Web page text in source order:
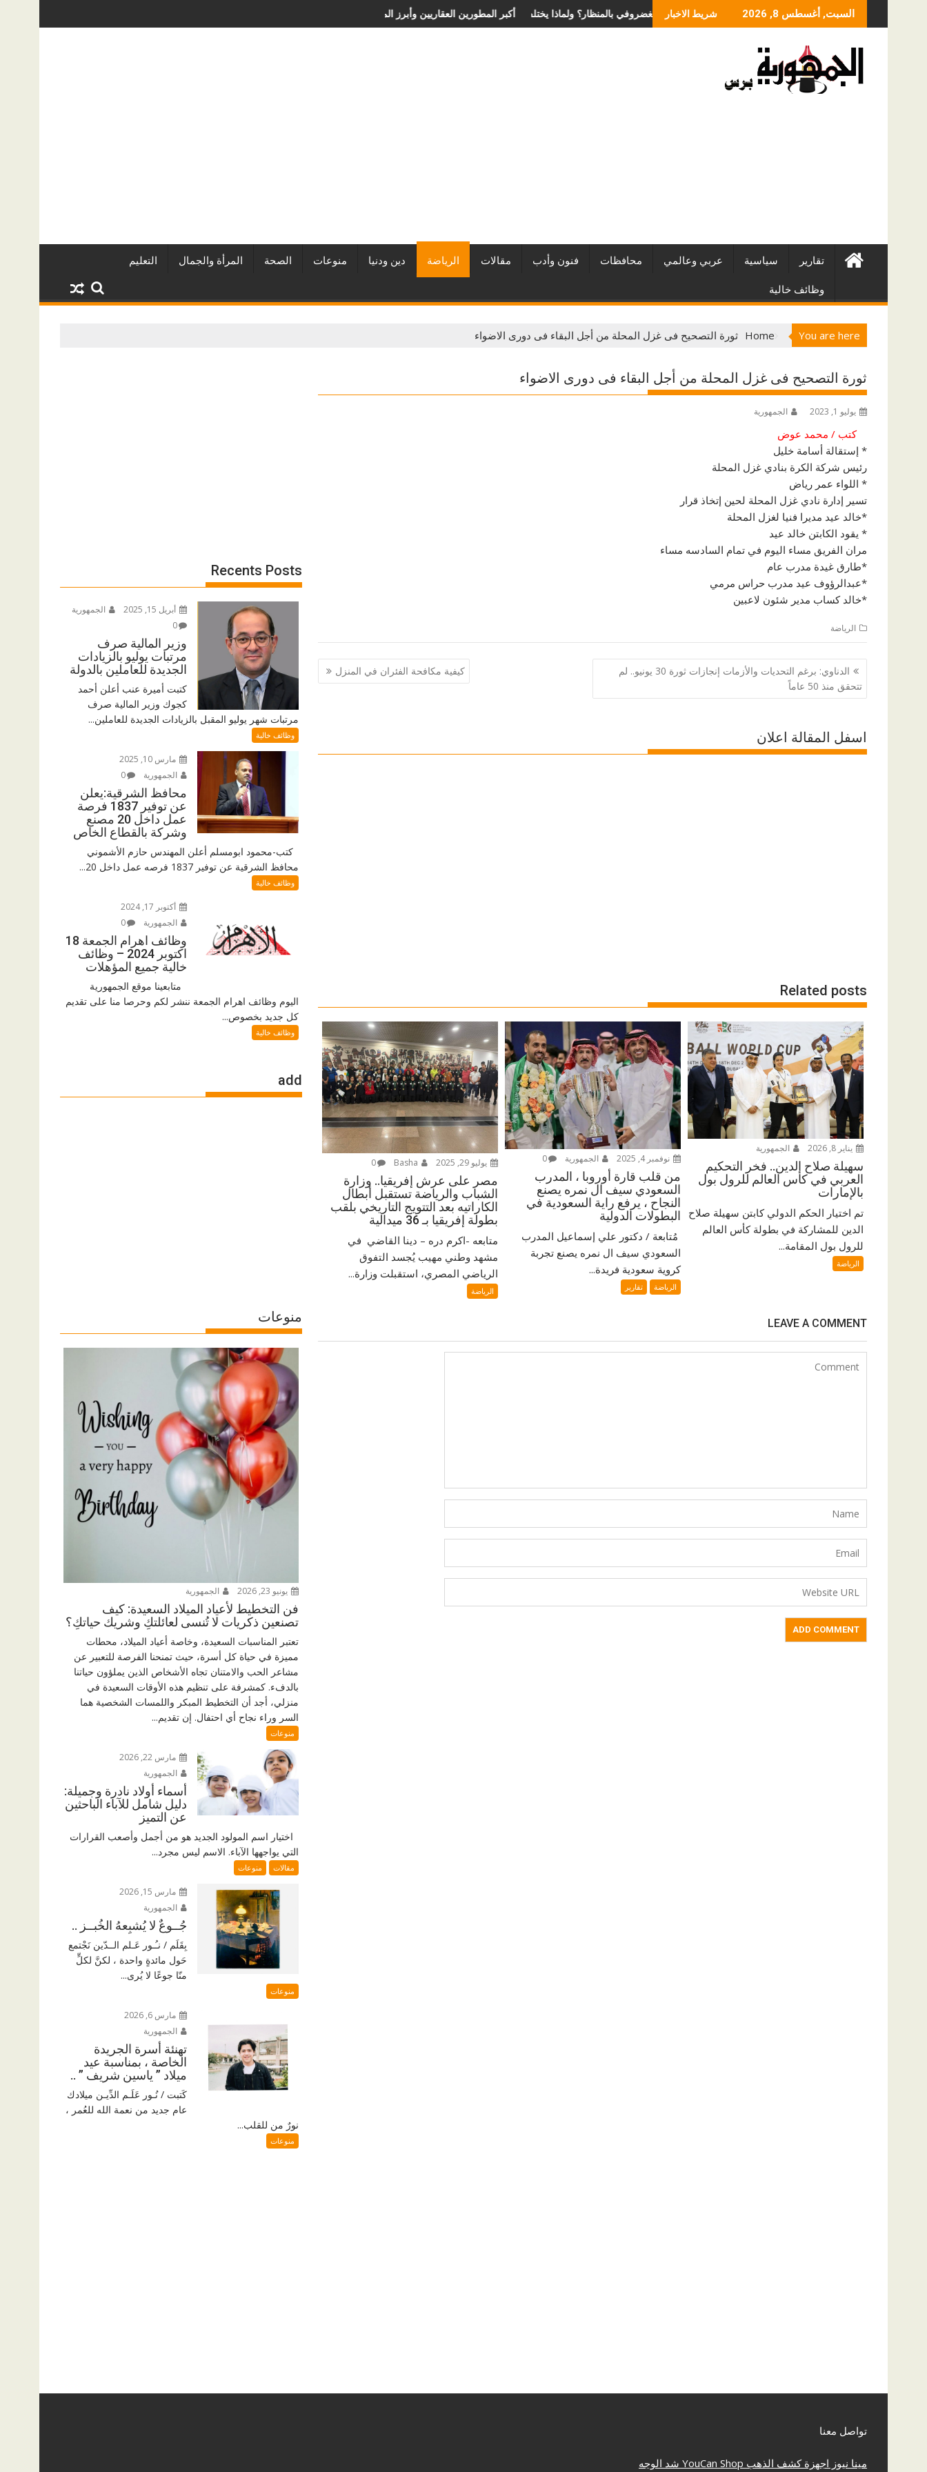
to
السبت, أغسطس 8, 2026 شريط الاخبار أفضل شركات التطوير العقاري في مصر من URE | أكبر المطورين العقاريين وأبرز المشروعاتما الذي يحدد سعر عملية الانزلاق الغضروفي بالمنظار؟ ولماذا يختلف من مريض لآخر؟
تقارير سياسية عربي وعالمي محافظات فنون وأدب مقالات الرياضة دين ودنيا منوعات الصحة المرأة والجمال التعليم
وظائف خالية
You are here
Home ثورة التصحيح فى غزل المحلة من أجل البقاء فى دورى الاضواء
ثورة التصحيح فى غزل المحلة من أجل البقاء فى دورى الاضواء
يوليو 1, 2023 الجمهورية
كتب / محمد عوض
* إستقالة أسامة خليل
رئيس شركة الكرة بنادي غزل المحلة
* اللواء عمر رياض
تسير إدارة نادي غزل المحلة لحين إتخاذ قرار
*خالد عيد مديرا فنيا لغزل المحلة
* يقود الكابتن خالد عيد
مران الفريق مساء اليوم في تمام السادسه مساء
*طارق غيدة مدرب عام
*عبدالرؤوف عيد مدرب حراس مرمي
*خالد كساب مدير شئون لاعبين
الرياضة
تصفّح
المقالات
الدناوي: برغم التحديات والأزمات إنجازات ثورة 30 يونيو.. لم
تتحقق منذ 50 عاماً
كيفية مكافحة الفئران في المنزل
اسفل المقالة اعلان
Related posts
يناير 8, 2026 الجمهورية
سهيلة صلاح الدين.. فخر التحكيم
العربي في كأس العالم للرول بول
بالإمارات
تم اختيار الحكم الدولي كابتن سهيلة صلاح
الدين للمشاركة في بطولة كأس العالم
للرول بول المقامة...
الرياضة
نوفمبر 4, 2025 الجمهورية 0
من قلب قارة أوروبا ، المدرب
السعودي سيف ال نمره يصنع
النجاح ، يرفع راية السعودية في
البطولات الدولية
‎ مُتابعة / دكتور علي إسماعيل ‎المدرب
السعودي سيف ال نمره يصنع تجربة
كروية سعودية فريدة...
الرياضة تقارير
يوليو 29, 2025 0
مصر على عرش إفريقيا.. وزارة
الشباب والرياضة تستقبل أبطال
الكاراتيه بعد التتويج التاريخي بلقب
بطولة إفريقيا بـ 36 ميدالية
متابعه -اكرم دره – دينا القاضي في
مشهد وطني مهيب يُجسد التفوق
الرياضي المصري، استقبلت وزارة...
الرياضة
LEAVE A COMMENT
Recents Posts
أبريل 15, 2025
الجمهورية
0
وزير المالية صرف
مرتبات يوليو بالزيادات
الجديدة للعاملين بالدولة
كتبت أميرة عنب أعلن أحمد
كجوك وزير المالية صرف
مرتبات شهر يوليو المقبل بالزيادات الجديدة للعاملين...
وظائف خالية
مارس 10, 2025
الجمهورية
0
محافظ الشرقية:يعلن
عن توفير 1837 فرصة
عمل داخل 20 مصنع
وشركة بالقطاع الخاص
كتب-محمود ابومسلم أعلن المهندس حازم الأشموني
محافظ الشرقية عن توفير 1837 فرصه عمل داخل 20...
وظائف خالية
أكتوبر 17, 2024
الجمهورية
0
وظائف اهرام الجمعة 18
اكتوبر 2024 – وظائف
خالية جميع المؤهلات
متابعينا موقع الجمهورية
اليوم وظائف اهرام الجمعة ننشر لكم وحرصا منا على تقديم
كل جديد بخصوص...
وظائف خالية
add
منوعات
يونيو 23, 2026 الجمهورية
فن التخطيط لأعياد الميلاد السعيدة: كيف
تصنعين ذكريات لا تُنسى لعائلتكِ وشريك حياتكِ؟
تعتبر المناسبات السعيدة، وخاصة أعياد الميلاد، محطات
مميزة في حياة كل أسرة، حيث تمنحنا الفرصة للتعبير عن
مشاعر الحب والامتنان تجاه الأشخاص الذين يملؤون حياتنا
بالدفء. كمشرفة على تنظيم هذه الأوقات السعيدة في
منزلي، أجد أن التخطيط المبكر واللمسات الشخصية هما
السر وراء نجاح أي احتفال. إن تقديم...
منوعات
مارس 22, 2026
الجمهورية
أسماء أولاد نادرة وجميلة:
دليل شامل للآباء الباحثين
عن التميز
اختيار اسم المولود الجديد هو من أجمل وأصعب القرارات
التي يواجهها الآباء. الاسم ليس مجرد...
مقالات منوعات
مارس 15, 2026
الجمهورية
جُــوعٌ لا يُشبِعهُ الخُبــز ..
بِقَلَم / نـُـور عَـلم الــدّين نَجْتمع
حَول مائدةٍ واحدة ، لكنَّ لكلٍّ
منّا جوعًا لا يُرى...
منوعات
مارس 6, 2026
الجمهورية
تهنئة أسرة الجريدة
الخاصة ، بمناسبة عيد
ميلاد ” ياسين شريف ” ..
كَتبت / نُـور عَلَـم الدِّيـن ميلادك
عام جديد من نعمة الله للعُمر ،
نورٌ من للقلب...
منوعات
تواصل معنا
مينا نيوز اجهزة كشف الذهب YouCan Shop شد الوجه